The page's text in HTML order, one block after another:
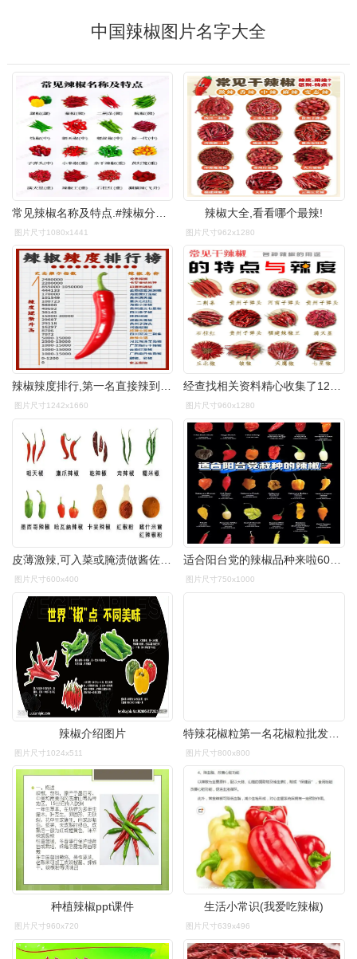
中国辣椒图片名字大全
图片尺寸1080x1441
辣椒大全,看看哪个最辣!
图片尺寸962x1280
辣椒辣度排行,第一名直接辣到没知觉～#辣椒 #调味料 #美食 - 抖音
图片尺寸1242x1660
经查找相关资料精心收集了12种较为常见的9215干辣椒品种及辣度
图片尺寸960x1280
图片尺寸600x400 图片尺寸750x1000
辣椒介绍图片
图片尺寸1024x511 图片尺寸800x800
种植辣椒ppt课件
图片尺寸960x720
生活小常识(我爱吃辣椒)
图片尺寸639x496